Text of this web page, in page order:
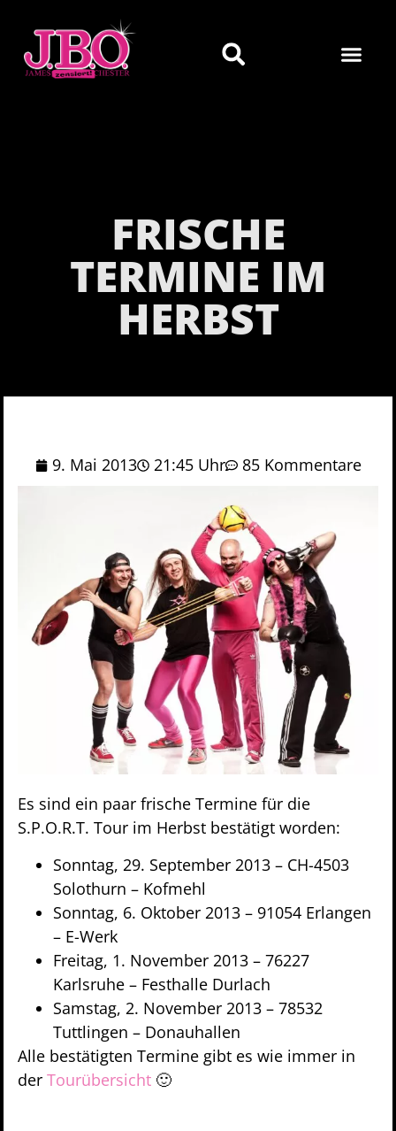
FRISCHE
TERMINE IM
HERBST
9. Mai 2013 21:45 Uhr 85 Kommentare
Es sind ein paar frische Termine für die
S.P.O.R.T. Tour im Herbst bestätigt worden:
Sonntag, 29. September 2013 – CH-4503
Solothurn – Kofmehl
Sonntag, 6. Oktober 2013 – 91054 Erlangen
– E-Werk
Freitag, 1. November 2013 – 76227
Karlsruhe – Festhalle Durlach
Samstag, 2. November 2013 – 78532
Tuttlingen – Donauhallen
Alle bestätigten Termine gibt es wie immer in
der Tourübersicht 🙂